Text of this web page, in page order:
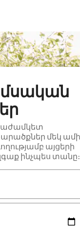
մեկ
այցերի
ինչպես տանը։
լինեն,